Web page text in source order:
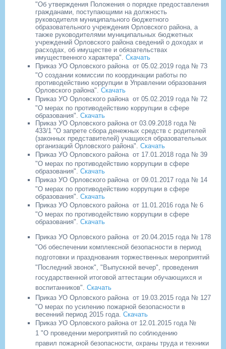
"Об утверждения Положения о порядке предоставления
гражданами, поступающими на должность
руководителя муниципального бюджетного
образовательного учреждения Орловского района, а
также руководителями муниципальных бюджетных
учреждений Орловского района сведений о доходах и
расходах, об имуществе и обязательствах
имущественного характера". Скачать
Приказ УО Орловского района от 05.02.2019 года № 73
"О создании комиссии по координации работы по
противодействию коррупции в Управлении образования
Орловского района". Скачать
Приказ УО Орловского района от 05.02.2019 года № 72
"О мерах по противодействию коррупции в сфере
образования". Скачать
Приказ УО Орловского района от 03.09.2018 года №
433/1 "О запрете сбора денежных средств с родителей
(законных представителей) учащихся образовательных
организаций Орловского района". Скачать
Приказ УО Орловского района от 17.01.2018 года № 39
"О мерах по противодействию коррупции в сфере
образования". Скачать
Приказ УО Орловского района от 09.01.2017 года № 14
"О мерах по противодействию коррупции в сфере
образования". Скачать
Приказ УО Орловского района от 11.01.2016 года № 6
"О мерах по противодействию коррупции в сфере
образования". Скачать
Приказ УО Орловского района от 20.04.2015 года № 178
"Об обеспечении комплексной безопасности в период
подготовки и празднования торжественных мероприятий
"Последний звонок", "Выпускной вечер", проведения
государственной итоговой аттестации обучающихся и
воспитанников". Скачать
Приказ УО Орловского района от 19.03.2015 года № 127
"О мерах по усилению пожарной безопасности в
весенний период 2015 года. Скачать
Приказ УО Орловского района от 12.01.2015 года №
1 "О проведении мероприятий по соблюдению
правил пожарной безопасности, охраны труда и техники